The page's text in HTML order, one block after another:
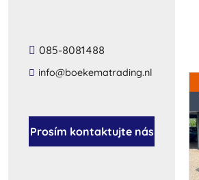
085-8081488
info@boekematrading.nl
Prosím kontaktujte nás